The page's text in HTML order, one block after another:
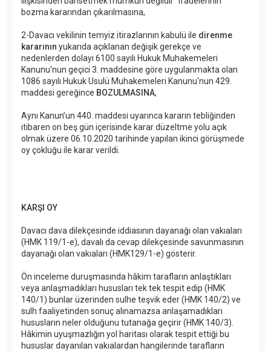
bozma kararından çıkarılmasına,
2-Davacı vekilinin temyiz itirazlarının kabulü ile direnme
kararının yukarıda açıklanan değişik gerekçe ve
nedenlerden dolayı 6100 sayılı Hukuk Muhakemeleri
Kanunu'nun geçici 3. maddesine göre uygulanmakta olan
1086 sayılı Hukuk Usulü Muhakemeleri Kanunu'nun 429.
maddesi gereğince BOZULMASINA,
Aynı Kanun’un 440. maddesi uyarınca kararın tebliğinden
itibaren on beş gün içerisinde karar düzeltme yolu açık
olmak üzere 06.10.2020 tarihinde yapılan ikinci görüşmede
oy çokluğu ile karar verildi.
KARŞI OY
Davacı dava dilekçesinde iddiasının dayanağı olan vakıaları
(HMK 119/1-e), davalı da cevap dilekçesinde savunmasının
dayanağı olan vakıaları (HMK129/1-e) gösterir.
Ön inceleme duruşmasında hâkim tarafların anlaştıkları
veya anlaşmadıkları hususları tek tek tespit edip (HMK
140/1) bunlar üzerinden sulhe teşvik eder (HMK 140/2) ve
sulh faaliyetinden sonuç alınamazsa anlaşamadıkları
hususların neler olduğunu tutanağa geçirir (HMK 140/3).
Hâkimin uyuşmazlığın yol haritası olarak tespit ettiği bu
hususlar dayanılan vakıalardan hangilerinde tarafların